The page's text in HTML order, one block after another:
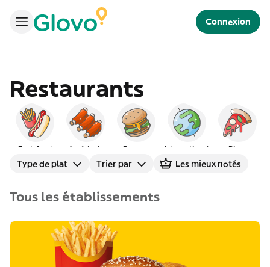
Connexion
Restaurants
Fast-food Américain Burgers International Pizza
Type de plat Trier par Les mieux notés
Tous les établissements